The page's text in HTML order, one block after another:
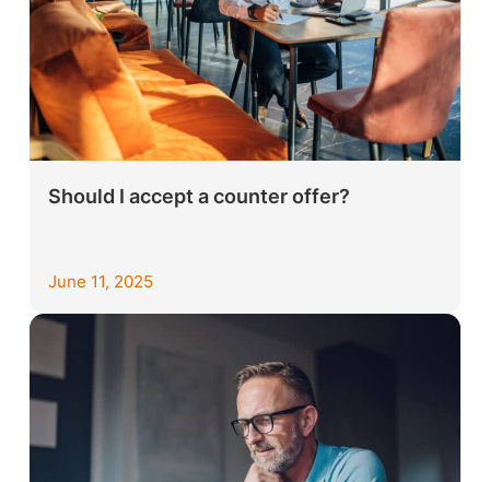
Should I accept a counter offer?
June 11, 2025